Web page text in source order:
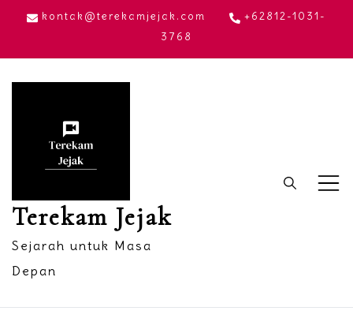
Skip
content
kontak@terekamjejak.com
+62812-1031-
3768
Terekam Jejak
Sejarah untuk Masa
Depan